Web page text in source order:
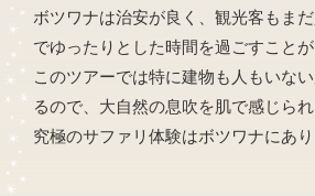
ボツワナは治安が良く、観光客もま
でゆったりとした時間を過ごすことが
このツアーでは特に建物も人もいな
るので、大自然の息吹を肌で感じられ
究極のサファリ体験はボツワナにあり